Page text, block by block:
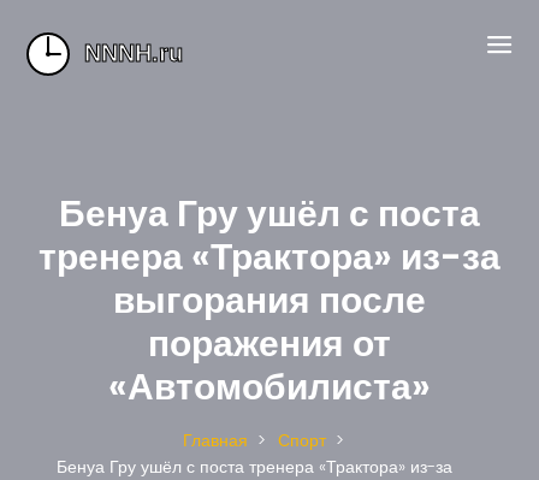
Бенуа Гру ушёл с поста
тренера «Трактора» из-за
выгорания после
поражения от
«Автомобилиста»
Главная
Спорт
Бенуа Гру ушёл с поста тренера «Трактора» из-за